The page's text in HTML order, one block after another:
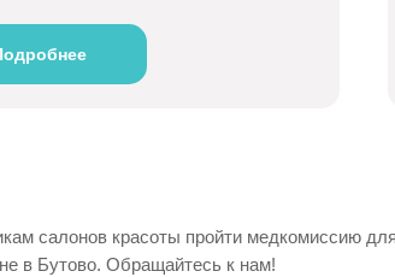
салонов красоты пройти медкомиссию
в Бутово. Обращайтесь к нам!